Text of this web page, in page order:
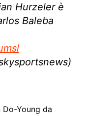
Hurzeler è
Baleba
Do-Young da